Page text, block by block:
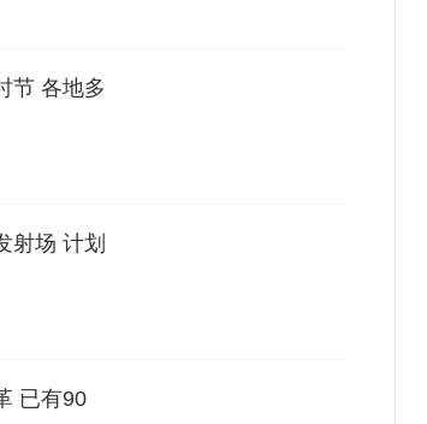
节 各地多
射场 计划
已有90